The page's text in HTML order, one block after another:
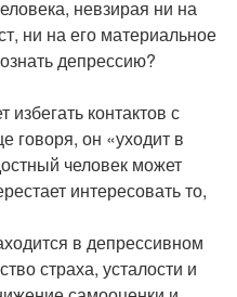
невзирая ни на
ни на его материальное
депрессию?
избегать контактов с
говоря, он «уходит в
человек может
интересовать то,
в депрессивном
страха, усталости и